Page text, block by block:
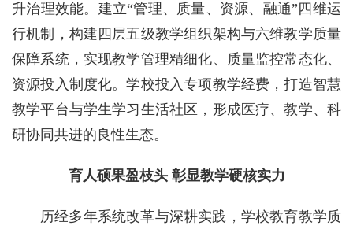
升治理效能。建立“管理、质量、资源、融通”四维运
行机制，构建四层五级教学组织架构与六维教学质量
保障系统，实现教学管理精细化、质量监控常态化、
资源投入制度化。学校投入专项教学经费，打造智慧
教学平台与学生学习生活社区，形成医疗、教学、科
研协同共进的良性生态。
育人硕果盈枝头 彰显教学硬核实力
历经多年系统改革与深耕实践，学校教育教学质